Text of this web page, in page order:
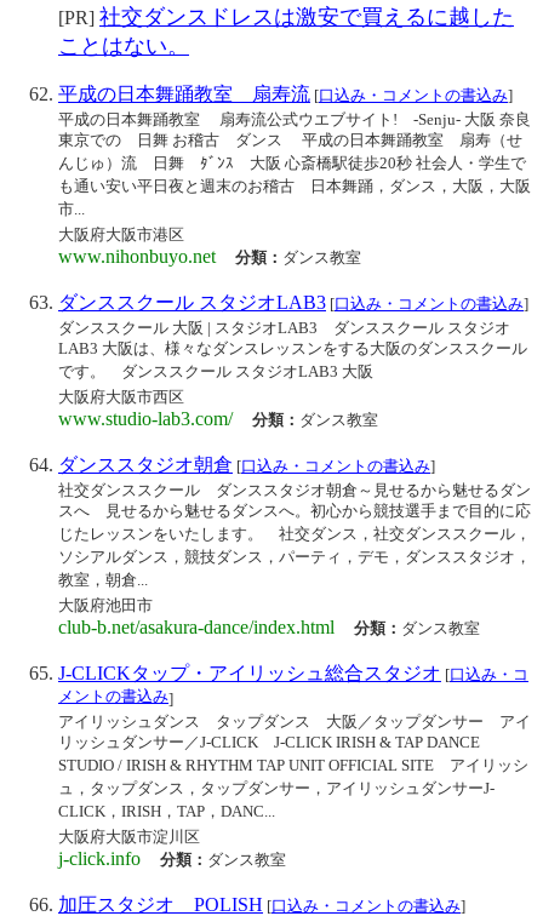
[PR] 社交ダンスドレスは激安で買えるに越した
ことはない。
平成の日本舞踊教室 扇寿流 [口込み・コメントの書込み]
平成の日本舞踊教室 扇寿流公式ウエブサイト! -Senju- 大阪 奈良
東京での 日舞 お稽古 ダンス 平成の日本舞踊教室 扇寿（せ
んじゅ）流 日舞 ﾀﾞﾝｽ 大阪 心斎橋駅徒歩20秒 社会人・学生で
も通い安い平日夜と週末のお稽古 日本舞踊，ダンス，大阪，大阪
市...
大阪府大阪市港区
www.nihonbuyo.net 分類： ダンス教室
ダンススクール スタジオLAB3 [口込み・コメントの書込み]
ダンススクール 大阪 | スタジオLAB3 ダンススクール スタジオ
LAB3 大阪は、様々なダンスレッスンをする大阪のダンススクール
です。 ダンススクール スタジオLAB3 大阪
大阪府大阪市西区
www.studio-lab3.com/ 分類： ダンス教室
ダンススタジオ朝倉 [口込み・コメントの書込み]
社交ダンススクール ダンススタジオ朝倉～見せるから魅せるダン
スへ 見せるから魅せるダンスへ。初心から競技選手まで目的に応
じたレッスンをいたします。 社交ダンス，社交ダンススクール，
ソシアルダンス，競技ダンス，パーティ，デモ，ダンススタジオ，
教室，朝倉...
大阪府池田市
club-b.net/asakura-dance/index.html 分類： ダンス教室
J-CLICKタップ・アイリッシュ総合スタジオ [口込み・コ
メントの書込み]
アイリッシュダンス タップダンス 大阪／タップダンサー アイ
リッシュダンサー／J-CLICK J-CLICK IRISH & TAP DANCE
STUDIO / IRISH & RHYTHM TAP UNIT OFFICIAL SITE アイリッシ
ュ，タップダンス，タップダンサー，アイリッシュダンサーJ-
CLICK，IRISH，TAP，DANC...
大阪府大阪市淀川区
j-click.info 分類： ダンス教室
加圧スタジオ POLISH [口込み・コメントの書込み]